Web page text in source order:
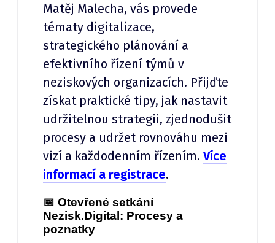
Matěj Malecha, vás provede
tématy digitalizace,
strategického plánování a
efektivního řízení týmů v
neziskových organizacích. Přijďte
získat praktické tipy, jak nastavit
udržitelnou strategii, zjednodušit
procesy a udržet rovnováhu mezi
vizí a každodenním řízením. Více
informací a registrace.
📅 Otevřené setkání
Nezisk.Digital: Procesy a
poznatky